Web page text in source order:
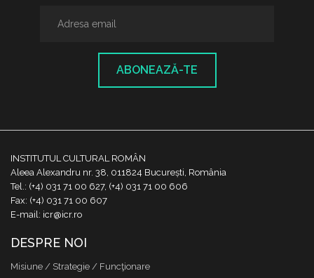
ABONEAZĂ-TE
INSTITUTUL CULTURAL ROMÂN
Aleea Alexandru nr. 38, 011824 București, România
Tel.: (+4) 031 71 00 627, (+4) 031 71 00 606
Fax: (+4) 031 71 00 607
E-mail: icr@icr.ro
DESPRE NOI
Misiune / Strategie / Funcţionare